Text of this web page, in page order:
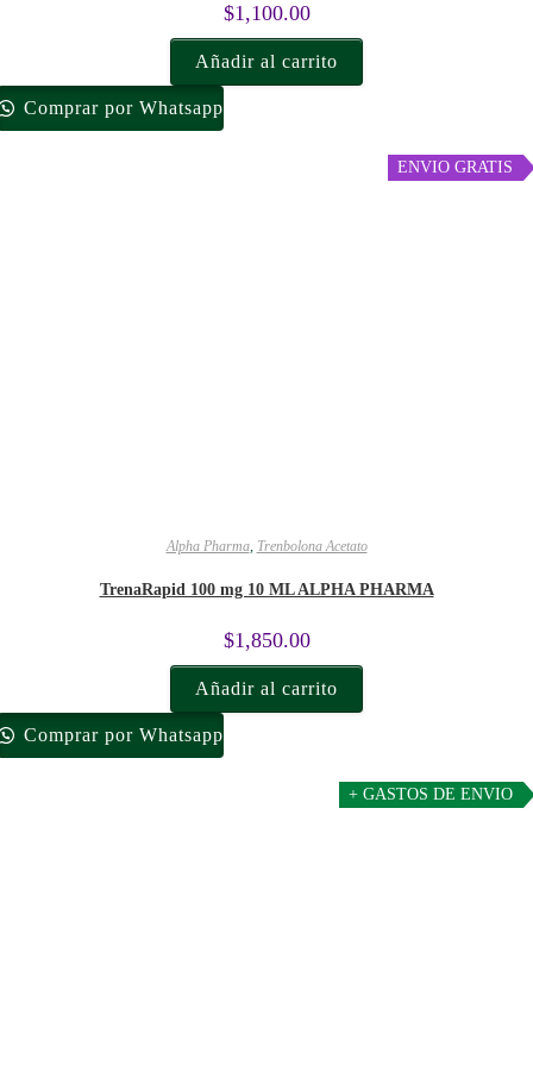
$1,100.00
Añadir al carrito
Comprar por Whatsapp
ENVIO GRATIS
Alpha Pharma, Trenbolona Acetato
TrenaRapid 100 mg 10 ML ALPHA PHARMA
$1,850.00
Añadir al carrito
Comprar por Whatsapp
+ GASTOS DE ENVIO